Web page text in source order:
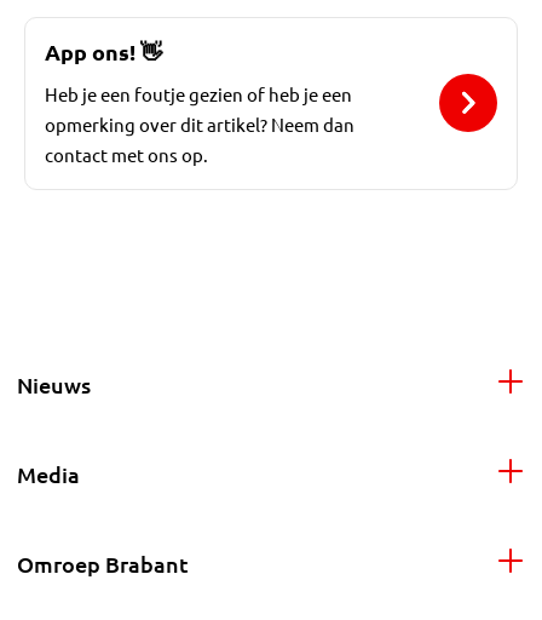
App ons!👋
Heb je een foutje gezien of heb je een
opmerking over dit artikel? Neem dan
contact met ons op.
Nieuws
Media
Omroep Brabant